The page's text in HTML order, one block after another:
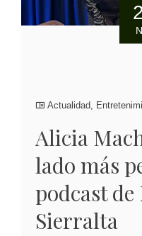
Actualidad,
Alicia
lado más
podcast
Sierralta